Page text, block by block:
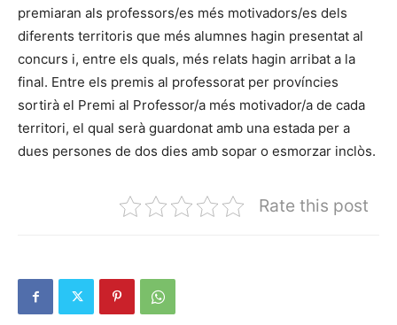
premiaran als professors/es més motivadors/es dels
diferents territoris que més alumnes hagin presentat al
concurs i, entre els quals, més relats hagin arribat a la
final. Entre els premis al professorat per províncies
sortirà el Premi al Professor/a més motivador/a de cada
territori, el qual serà guardonat amb una estada per a
dues persones de dos dies amb sopar o esmorzar inclòs.
Rate this post